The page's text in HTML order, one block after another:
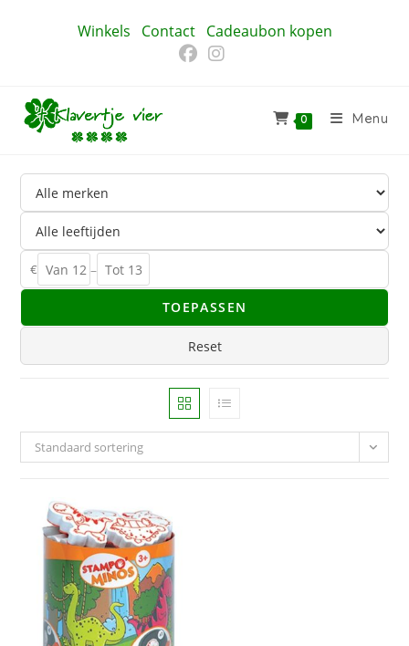
Winkels Contact Cadeaubon kopen
0 Menu
€ –
TOEPASSEN
Reset
Standaard sortering